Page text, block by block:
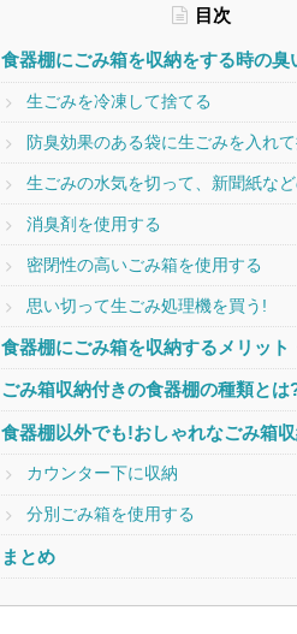
目次
食器棚にごみ箱を収納をする時の臭
生ごみを冷凍して捨てる
防臭効果のある袋に生ごみを入れ
生ごみの水気を切って、新聞紙な
消臭剤を使用する
密閉性の高いごみ箱を使用する
思い切って生ごみ処理機を買う!
食器棚にごみ箱を収納するメリット
ごみ箱収納付きの食器棚の種類とは
食器棚以外でも!おしゃれなごみ箱
カウンター下に収納
分別ごみ箱を使用する
まとめ